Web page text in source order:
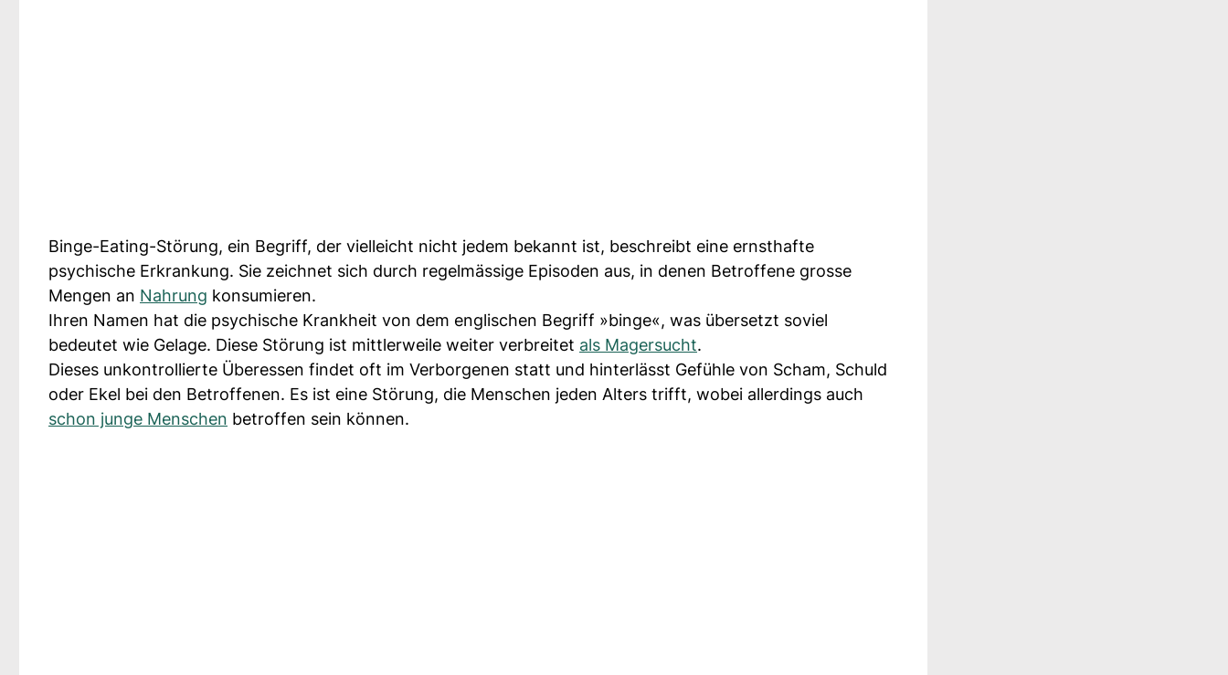
Binge-Eating-Störung, ein Begriff, der vielleicht nicht jedem bekannt ist, beschreibt eine ernsthafte
psychische Erkrankung. Sie zeichnet sich durch regelmässige Episoden aus, in denen Betroffene grosse
Mengen an Nahrung konsumieren.
Ihren Namen hat die psychische Krankheit von dem englischen Begriff »binge«, was übersetzt soviel
bedeutet wie Gelage. Diese Störung ist mittlerweile weiter verbreitet als Magersucht.
Dieses unkontrollierte Überessen findet oft im Verborgenen statt und hinterlässt Gefühle von Scham, Schuld
oder Ekel bei den Betroffenen. Es ist eine Störung, die Menschen jeden Alters trifft, wobei allerdings auch
schon junge Menschen betroffen sein können.